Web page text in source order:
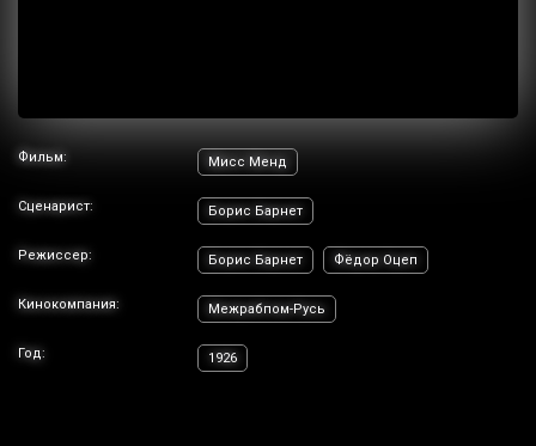
Фильм: Мисс Менд
Сценарист: Борис Барнет
Режиссер: Борис Барнет Фёдор Оцеп
Кинокомпания: Межрабпом-Русь
Год: 1926